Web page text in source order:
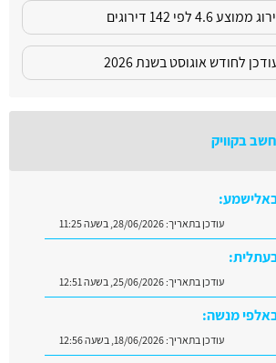
ממוצע 4.6 לפי 142 דירוגים
לחודש אוגוסט בשנת 2026
בקוויק
עודכן בתאריך:28/06/2026, בשעה 11:25
עודכן בתאריך:25/06/2026, בשעה 12:51
מנשה:
עודכן בתאריך:18/06/2026, בשעה 12:56